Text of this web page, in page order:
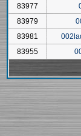
83977
83979
83981
83955